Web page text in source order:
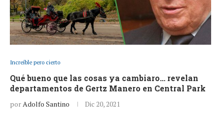
Increíble pero cierto
Qué bueno que las cosas ya cambiaro… revelan
departamentos de Gertz Manero en Central Park
porAdolfo Santino Dic 20, 2021